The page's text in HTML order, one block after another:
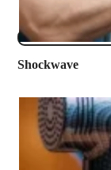
​Shockwave